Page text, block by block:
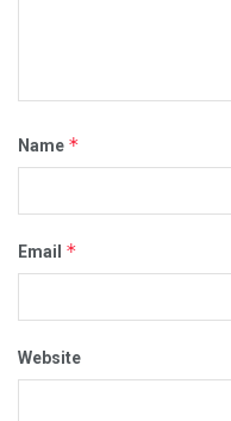
Name *
Email *
Website